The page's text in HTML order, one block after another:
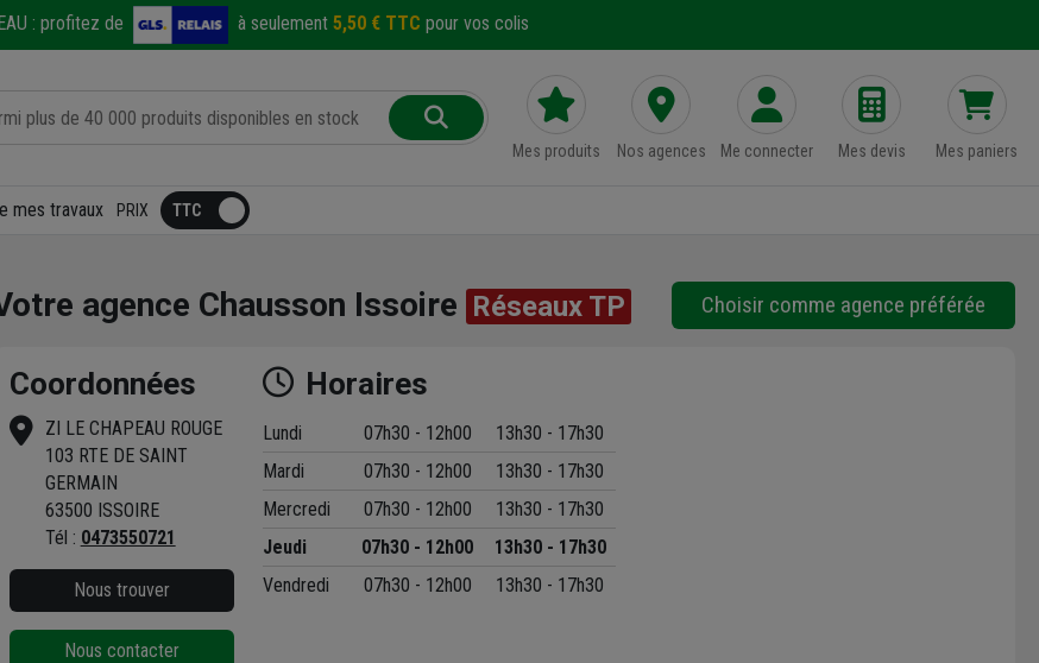
: profitez de à seulement 5,50 € TTC pour vos colis
Mes produits Nos agences Me connecter Mes devis Mes paniers
mes travaux PRIX
agence Chausson Issoire Réseaux TP Choisir comme agence préférée
Coordonnées
ZI LE CHAPEAU ROUGE
103 RTE DE SAINT
GERMAIN
63500 ISSOIRE
Tél : 0473550721
Nous trouver
Nous contacter
Horaires
Lundi 07h30 - 12h00
13h30 - 17h30
Mardi
07h30 - 12h00
13h30 - 17h30
Mercredi
07h30 - 12h00
13h30 - 17h30
Jeudi
07h30 - 12h00
13h30 - 17h30
Vendredi
07h30 - 12h00 13h30 - 17h30